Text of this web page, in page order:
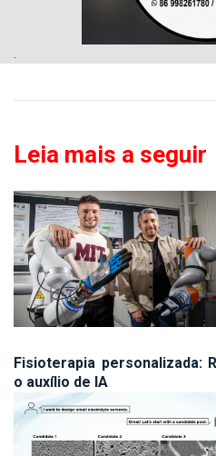
.
Leia mais a seguir
Fisioterapia personalizada:
o auxílio de IA